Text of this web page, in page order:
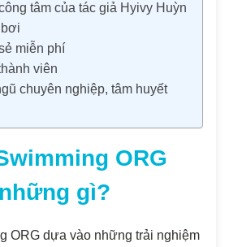
tâm của tác giả Hyivy Huỳnh
miễn phí
viên
chuyên nghiệp, tâm huyết
ORG
gì?
ORG dựa vào những trải nghiệm